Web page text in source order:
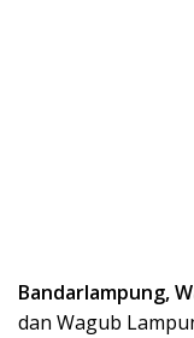
Bandarlampung,
dan Wagub